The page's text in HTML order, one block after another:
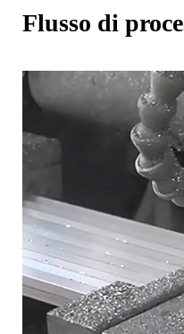
Flusso di